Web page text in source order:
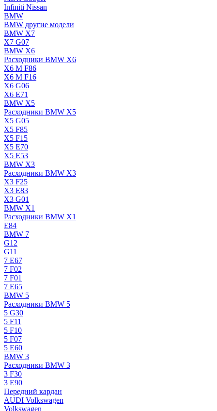
Infiniti Nissan
BMW
BMW другие модели
BMW X7
X7 G07
BMW X6
Расходники BMW X6
X6 M F86
X6 M F16
X6 G06
X6 E71
BMW X5
Расходники BMW X5
X5 G05
X5 F85
X5 F15
X5 E70
X5 E53
BMW X3
Расходники BMW X3
X3 F25
X3 E83
X3 G01
BMW X1
Расходники BMW X1
E84
BMW 7
G12
G11
7 Е67
7 F02
7 F01
7 E65
BMW 5
Расходники BMW 5
5 G30
5 F11
5 F10
5 F07
5 E60
BMW 3
Расходники BMW 3
3 F30
3 E90
Передний кардан
AUDI Volkswagen
Volkswagen